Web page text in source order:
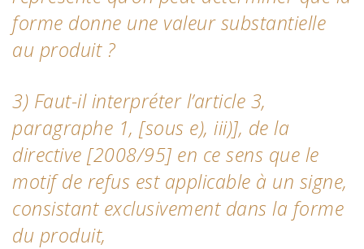
forme donne une valeur substantielle
au produit ?
3) Faut-il interpréter l’article 3,
paragraphe 1, [sous e), iii)], de la
directive [2008/95] en ce sens que le
motif de refus est applicable à un signe,
consistant exclusivement dans la forme
du produit,